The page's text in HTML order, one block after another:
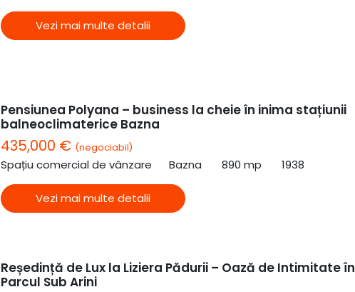
Vezi mai multe detalii
Pensiunea Polyana – business la cheie în inima stațiunii
balneoclimaterice Bazna
435,000 € (negociabil)
Spațiu comercial de vânzare Bazna 890 mp 1938
Vezi mai multe detalii
Reședință de Lux la Liziera Pădurii – Oază de Intimitate în
Parcul Sub Arini